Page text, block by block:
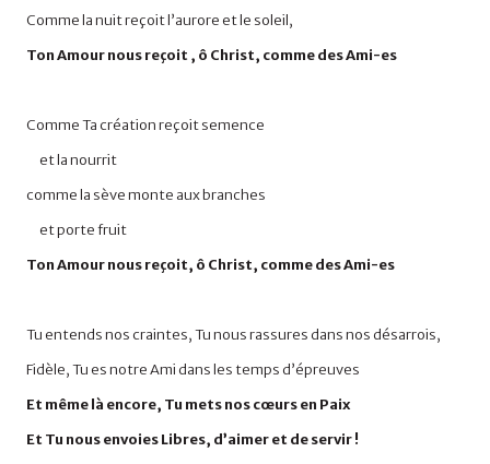
Comme la nuit reçoit l’aurore et le soleil,
TonAmournousreçoit , ô Christ, comme des Ami-es
Comme Ta création reçoit semence
et la nourrit
comme la sève monte aux branches
et porte fruit
Ton Amour nous reçoit, ô Christ, comme des Ami-es
Tu entendsnos craintes,Tunousrassures dansnos désarrois,
Fidèle, Tu esnotreAmi dansles temps d’épreuves
Et même là encore, Tu mets nos cœurs en Paix
Et Tu nous envoies Libres, d’aimer et de servir !